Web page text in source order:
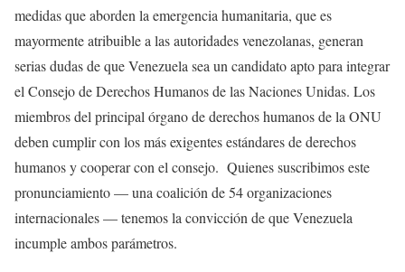
medidas que aborden la emergencia humanitaria, que es
mayormente atribuible a las autoridades venezolanas, generan
serias dudas de que Venezuela sea un candidato apto para integrar
el Consejo de Derechos Humanos de las Naciones Unidas. Los
miembros del principal órgano de derechos humanos de la ONU
deben cumplir con los más exigentes estándares de derechos
humanos y cooperar con el consejo. Quienes suscribimos este
pronunciamiento — una coalición de 54 organizaciones
internacionales — tenemos la convicción de que Venezuela
incumple ambos parámetros.